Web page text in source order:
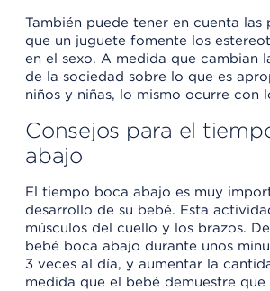
También puede tener en cuenta las
que un juguete fomente los
en el sexo. A medida que cambian
de la sociedad sobre lo que es
niños y niñas, lo mismo ocurre con
Consejos para el
abajo
El tiempo boca abajo es muy
desarrollo de su bebé. Esta
músculos del cuello y los brazos.
bebé boca abajo durante unos
3 veces al día, y aumentar la
medida que el bebé demuestre que